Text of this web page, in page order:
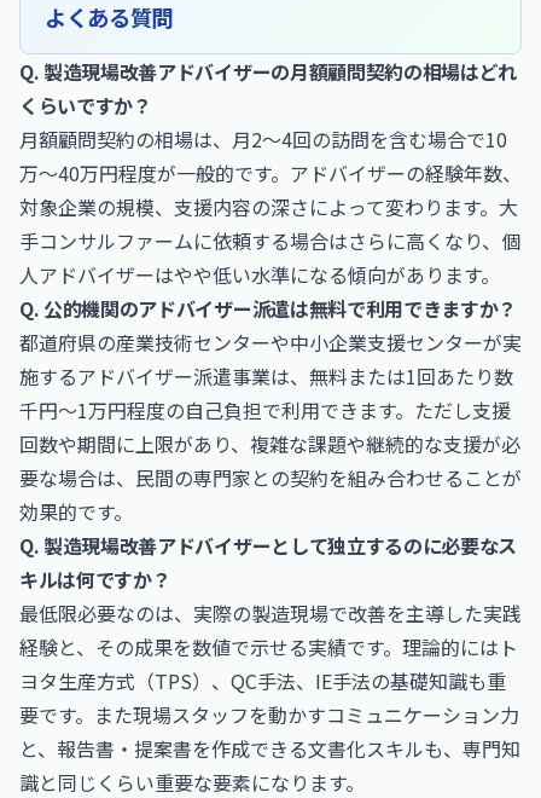
よくある質問
Q. 製造現場改善アドバイザーの月額顧問契約の相場はどれ
くらいですか？
月額顧問契約の相場は、月2〜4回の訪問を含む場合で10
万〜40万円程度が一般的です。アドバイザーの経験年数、
対象企業の規模、支援内容の深さによって変わります。大
手コンサルファームに依頼する場合はさらに高くなり、個
人アドバイザーはやや低い水準になる傾向があります。
Q. 公的機関のアドバイザー派遣は無料で利用できますか？
都道府県の産業技術センターや中小企業支援センターが実
施するアドバイザー派遣事業は、無料または1回あたり数
千円〜1万円程度の自己負担で利用できます。ただし支援
回数や期間に上限があり、複雑な課題や継続的な支援が必
要な場合は、民間の専門家との契約を組み合わせることが
効果的です。
Q. 製造現場改善アドバイザーとして独立するのに必要なス
キルは何ですか？
最低限必要なのは、実際の製造現場で改善を主導した実践
経験と、その成果を数値で示せる実績です。理論的にはト
ヨタ生産方式（TPS）、QC手法、IE手法の基礎知識も重
要です。また現場スタッフを動かすコミュニケーション力
と、報告書・提案書を作成できる文書化スキルも、専門知
識と同じくらい重要な要素になります。